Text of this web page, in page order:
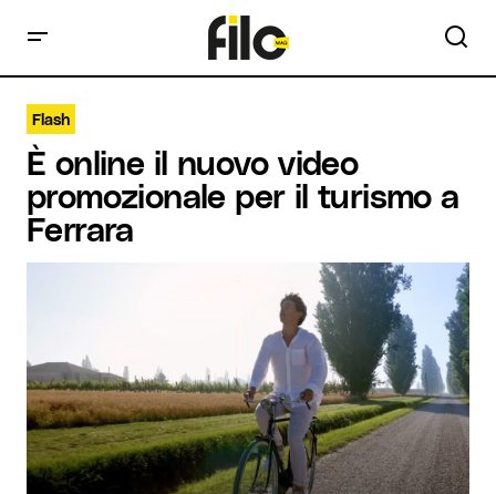
Flash
È online il nuovo video
promozionale per il turismo a
Ferrara